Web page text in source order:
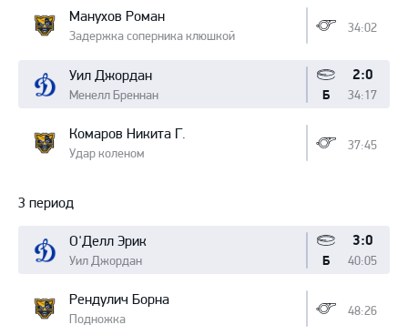
Манухов Роман
Задержка соперника клюшкой
34:02
Уил Джордан
Менелл Бреннан
2:0
34:17
Б
Комаров Никита Г.
Удар коленом
37:45
3 период
О'Делл Эрик
Уил Джордан
3:0
40:05
Б
Рендулич Борна
Подножка
48:26